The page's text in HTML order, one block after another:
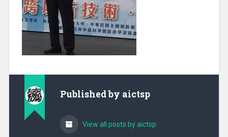
Published by aictsp
View all posts by aictsp